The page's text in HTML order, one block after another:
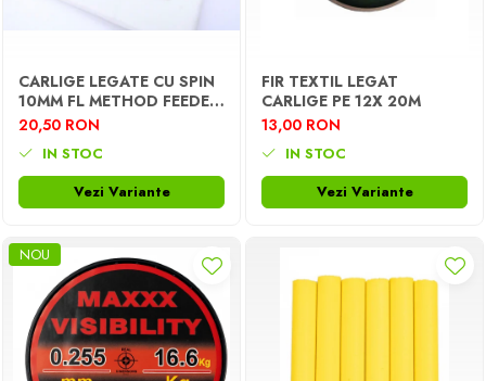
CARLIGE LEGATE CU SPIN
10MM FL METHOD FEEDER
RIG
20,50 RON
IN STOC
Vezi Variante
FIR TEXTIL LEGAT
CARLIGE PE 12X 20M
13,00 RON
IN STOC
Vezi Variante
NOU